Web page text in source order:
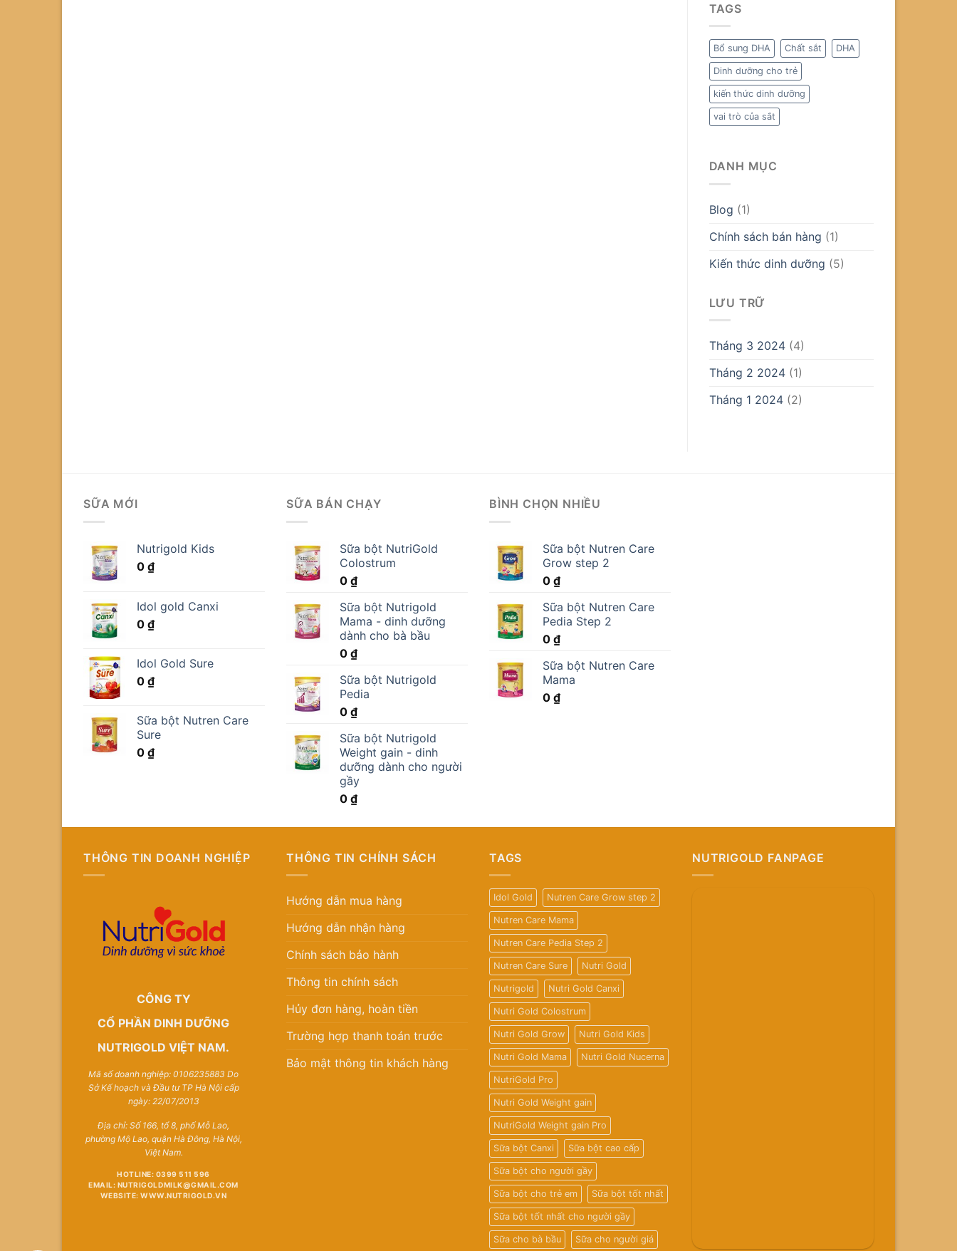
TAGS
Bổ sung DHA Chất sắt DHA
Dinh dưỡng cho trẻ
kiến thức dinh dưỡng
vai trò của sắt
DANH MỤC
Blog (1)
Chính sách bán hàng (1)
Kiến thức dinh dưỡng (5)
LƯU TRỮ
Tháng 3 2024(4)
Tháng 2 2024(1)
Tháng 1 2024(2)
SỮA MỚI
Nutrigold Kids
0 ₫
Idol gold Canxi
0 ₫
Idol Gold Sure
0 ₫
Sữa bột Nutren Care
Sure
0 ₫
SỮA BÁN CHẠY
Sữa bột NutriGold
Colostrum
0 ₫
Sữa bột Nutrigold
Mama - dinh dưỡng
dành cho bà bầu
0 ₫
Sữa bột Nutrigold
Pedia
0 ₫
Sữa bột Nutrigold
Weight gain - dinh
dưỡng dành cho người
gầy
0 ₫
BÌNH CHỌN NHIỀU
Sữa bột Nutren Care
Grow step 2
0 ₫
Sữa bột Nutren Care
Pedia Step 2
0 ₫
Sữa bột Nutren Care
Mama
0 ₫
THÔNG TIN DOANH NGHIỆP
CÔNG TY
CỔ PHẦN DINH DƯỠNG
NUTRIGOLD VIỆT NAM.
Mã số doanh nghiệp: 0106235883 Do
Sở Kế hoạch và Đầu tư TP Hà Nội cấp
ngày: 22/07/2013
Địa chỉ: Số 166, tổ 8, phố Mỗ Lao,
phường Mộ Lao, quận Hà Đông, Hà Nội,
Việt Nam.
HOTLINE: 0399 511 596
EMAIL: NUTRIGOLDMILK@GMAIL.COM
WEBSITE: WWW.NUTRIGOLD.VN
THÔNG TIN CHÍNH SÁCH
Hướng dẫn mua hàng
Hướng dẫn nhận hàng
Chính sách bảo hành
Thông tin chính sách
Hủy đơn hàng, hoàn tiền
Trường hợp thanh toán trước
Bảo mật thông tin khách hàng
TAGS
Idol Gold Nutren Care Grow step 2
Nutren Care Mama
Nutren Care Pedia Step 2
Nutren Care Sure Nutri Gold
Nutrigold Nutri Gold Canxi
Nutri Gold Colostrum
Nutri Gold Grow Nutri Gold Kids
Nutri Gold Mama Nutri Gold Nucerna
NutriGold Pro
Nutri Gold Weight gain
NutriGold Weight gain Pro
Sữa bột Canxi Sữa bột cao cấp
Sữa bột cho người gầy
Sữa bột cho trẻ em Sữa bột tốt nhất
Sữa bột tốt nhất cho người gầy
Sữa cho bà bầu Sữa cho người giá
NUTRIGOLD FANPAGE